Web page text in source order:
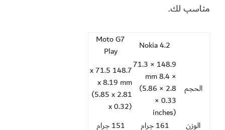
مناسب لك.
Nokia 4.2
Moto G7
Play
الحجم
148.9 × 71.3
× 8.4 mm
(5.86 × 2.8
× 0.33
inches)
148.7 x 71.5
x 8.19 mm
(5.85 x 2.81
x 0.32)
الوزن
161 جرام
151 جرام